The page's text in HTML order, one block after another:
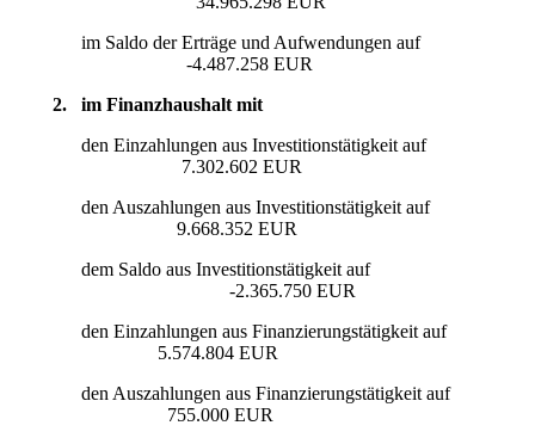
im Saldo der Erträge und Aufwendungen auf
-4.487.258 EUR
2. im Finanzhaushalt mit
den Einzahlungen aus Investitionstätigkeit auf
7.302.602 EUR
den Auszahlungen aus Investitionstätigkeit auf
9.668.352 EUR
dem Saldo aus Investitionstätigkeit auf
-2.365.750 EUR
den Einzahlungen aus Finanzierungstätigkeit auf
5.574.804 EUR
den Auszahlungen aus Finanzierungstätigkeit auf
755.000 EUR